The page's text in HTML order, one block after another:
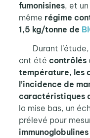
fumonisines, et
même régime
1,5 kg/tonne de
Durant l’étude,
ont été contrôlés
température, les
l’incidence de
caractéristiques
la mise bas, un
prélevé pour